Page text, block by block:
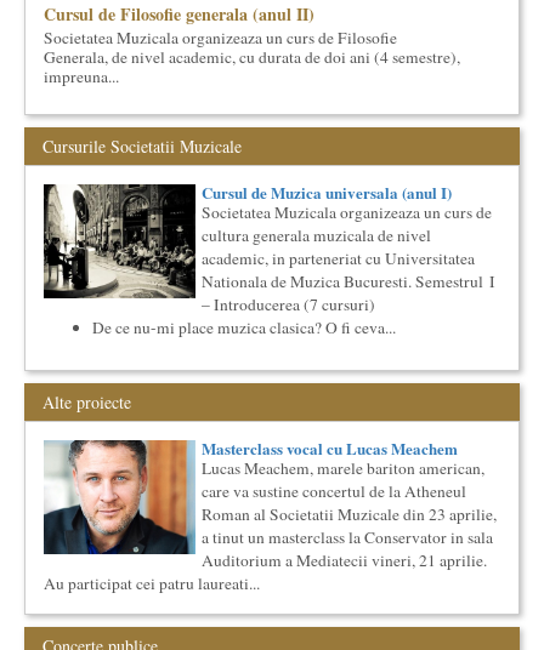
Cursul de Filosofie generala (anul II)
Societatea Muzicala organizeaza un curs de Filosofie
Generala, de nivel academic, cu durata de doi ani (4 semestre),
impreuna...
Platforma online de marketing cultural
Descrierea produsului principal (platforma Internet)
Obiectivul proiectului este de a construi un sistem complex de
market...
Ziua Internationala a Subtitrarii
Editia I
Ziua Internationala a Subtitrarii - Editia I Universitatea din
Bucuresti, Sala James Joyce [sala MTTLC] Str. Pitar Mos nr. ...
Cursul de Teatru universal
Societatea Muzicala organizeaza un curs de cultura generala
Nati...
Cursul de Arta universala: Marile capodopere
"Marile capodopere ale umanitatii". Este un curs intensiv si
con...
Cursul de Literatura universala: Marile texte literare ale
umanitatii
Societatea Muzicala organizeaza un curs de literatura
universala: „Marile texte si marile batalii culturale”. Este un
cu...
Locurile Culturii
Catalogul spatiilor in care se pot desfasura evenimente
Cursurile Societatii Muzicale
Cursul de Muzica universala (anul I)
Societatea Muzicala organizeaza un curs de
cultura generala muzicala de nivel
academic, in parteneriat cu Universitatea
Nationala de Muzica Bucuresti. Semestrul I
– Introducerea (7 cursuri)
De ce nu-mi place muzica clasica? O fi ceva...
Alte proiecte
Masterclass vocal cu Lucas Meachem
Lucas Meachem, marele bariton american,
care va sustine concertul de la Atheneul
Roman al Societatii Muzicale din 23 aprilie,
a tinut un masterclass la Conservator in sala
Auditorium a Mediatecii vineri, 21 aprilie.
Au participat cei patru laureati...